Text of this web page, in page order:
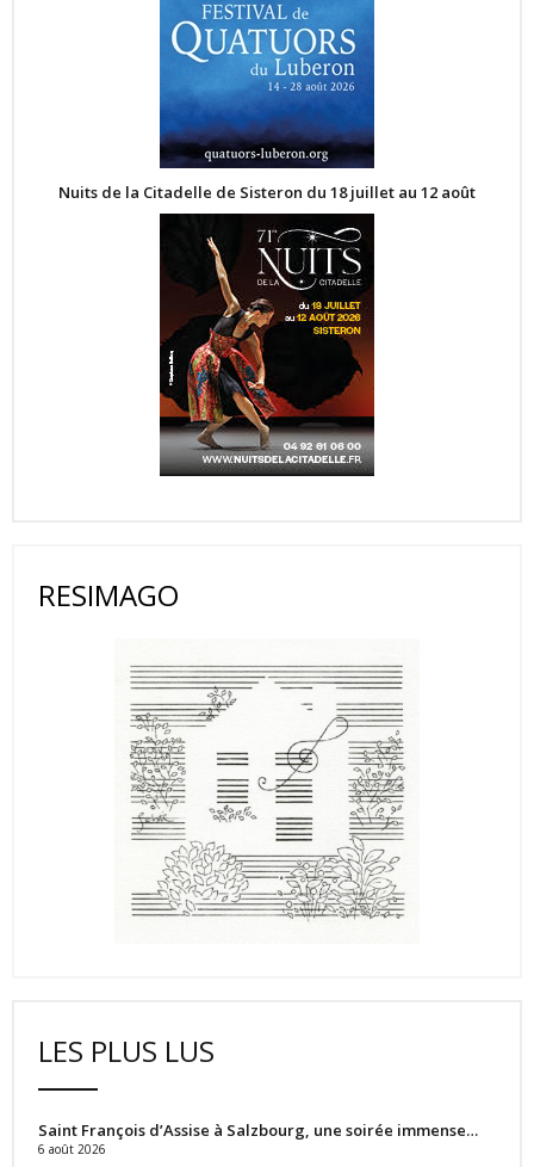
Nuits de la Citadelle de Sisteron du 18 juillet au 12 août
RESIMAGO
LES PLUS LUS
Saint François d’Assise à Salzbourg, une soirée immense…
6 août 2026